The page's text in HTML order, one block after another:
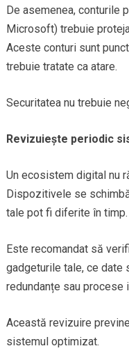
De asemenea, conturile
Microsoft) trebuie
Aceste conturi sunt
trebuie tratate ca atare.
Securitatea nu trebuie
Revizuiește periodic
Un ecosistem digital nu
Dispozitivele se
tale pot fi diferite în timp.
Este recomandat să
gadgeturile tale, ce date
redundanțe sau procese
Această revizuire
sistemul optimizat.